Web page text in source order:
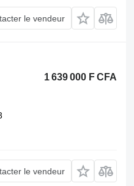
le vendeur
1 639 000 F CFA
le vendeur